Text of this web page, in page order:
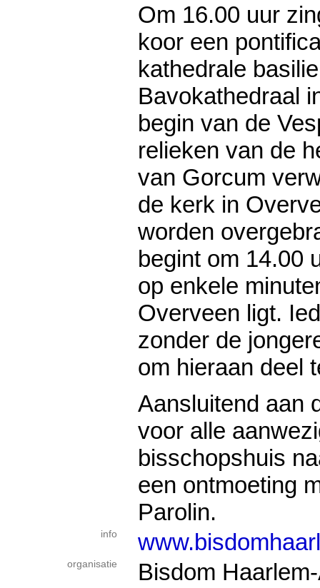
Om 16.00 uur
koor een
ka­the­drale
Bavokathedraal
begin van de
relieken van de
van Gorcum
de kerk in
wor­den
begint om 14.00
op enkele
Overveen ligt.
zon­der de
om hieraan deel
Aan­slui­tend aan
voor alle
bis­schops­huis
een ont­moe­ting
Parolin.
info
organisatie Bisdom